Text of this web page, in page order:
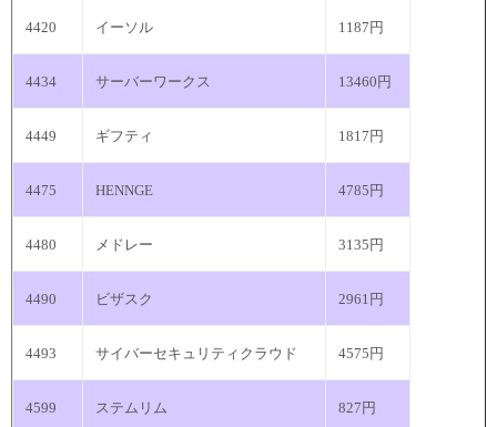
4420 イーソル 1187円
4434 サーバーワークス 13460円
4449 ギフティ 1817円
4475 HENNGE 4785円
4480 メドレー 3135円
4490 ビザスク 2961円
4493 サイバーセキュリティクラウド 4575円
4599 ステムリム 827円